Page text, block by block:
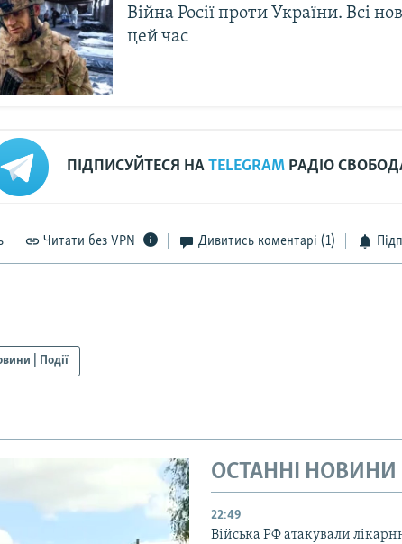
Війна Росії проти України. Всі
цей час
ПІДПИСУЙТЕСЯ НАTELEGRAM РАДІО
Читати без VPN Дивитись коментарі (1)
| Події
ОСТАННІ НОВИНИ
22:49
Війська РФ атакували